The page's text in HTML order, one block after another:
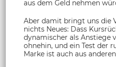
aus dem Geld nehmen
Aber damit bringt uns die
nichts Neues: Dass
dynamischer als Anstiege
ohnehin, und ein Test der
Marke ist auch aus